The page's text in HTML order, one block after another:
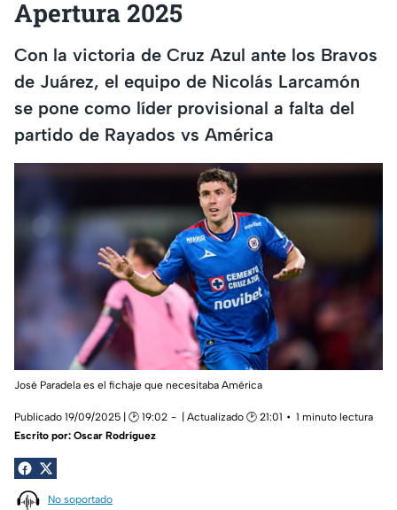
Apertura 2025
Con la victoria de Cruz Azul ante los Bravos
de Juárez, el equipo de Nicolás Larcamón
se pone como líder provisional a falta del
partido de Rayados vs América
José Paradela es el fichaje que necesitaba América
Publicado 19/09/2025 | 🕑 19:02 | Actualizado 🕑 21:01
1 minuto lectura
Escrito por: Oscar Rodríguez
No soportado